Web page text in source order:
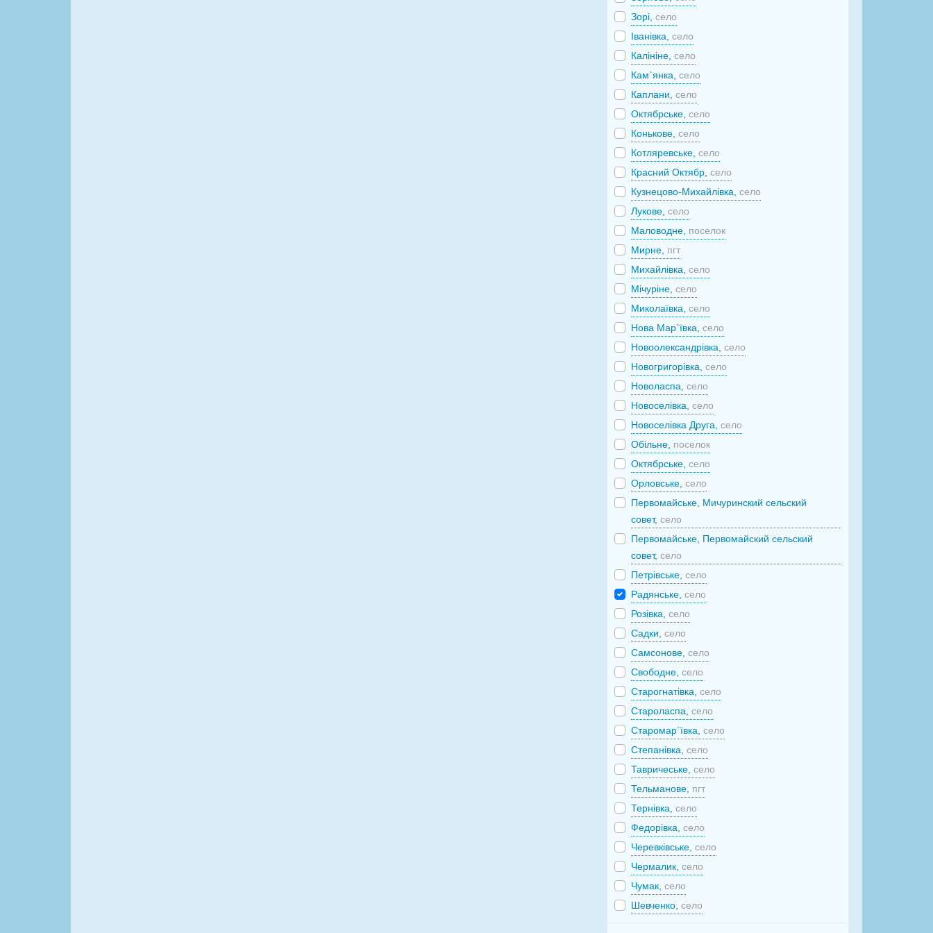
Зорі,село
Іванівка,село
Калініне,село
Кам`янка,село
Каплани,село
Октябрське,село
Конькове,село
Котляревське,село
Красний Октябр,село
Кузнецово-Михайлівка,село
Лукове,село
Маловодне, поселок
Мирне, пгт
Михайлівка,село
Мічуріне,село
Миколаївка,село
Нова Мар`ївка,село
Новоолександрівка,село
Новогригорівка,село
Новоласпа,село
Новоселівка,село
Новоселівка Друга,село
Обільне, поселок
Октябрське,село
Орловське,село
Первомайське, Мичуринский сельский
совет,село
Первомайське, Первомайский сельский
совет,село
Петрівське,село
Радянське,село
Розівка,село
Садки,село
Самсонове,село
Свободне,село
Старогнатівка,село
Староласпа,село
Старомар`ївка,село
Степанівка,село
Тавричеське,село
Тельманове, пгт
Тернівка,село
Федорівка,село
Черевківське,село
Чермалик,село
Чумак,село
Шевченко,село